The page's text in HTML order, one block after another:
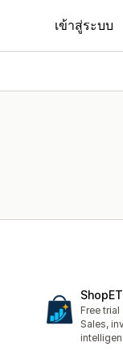
เข้าสู่ระบบ
Free
Sales,